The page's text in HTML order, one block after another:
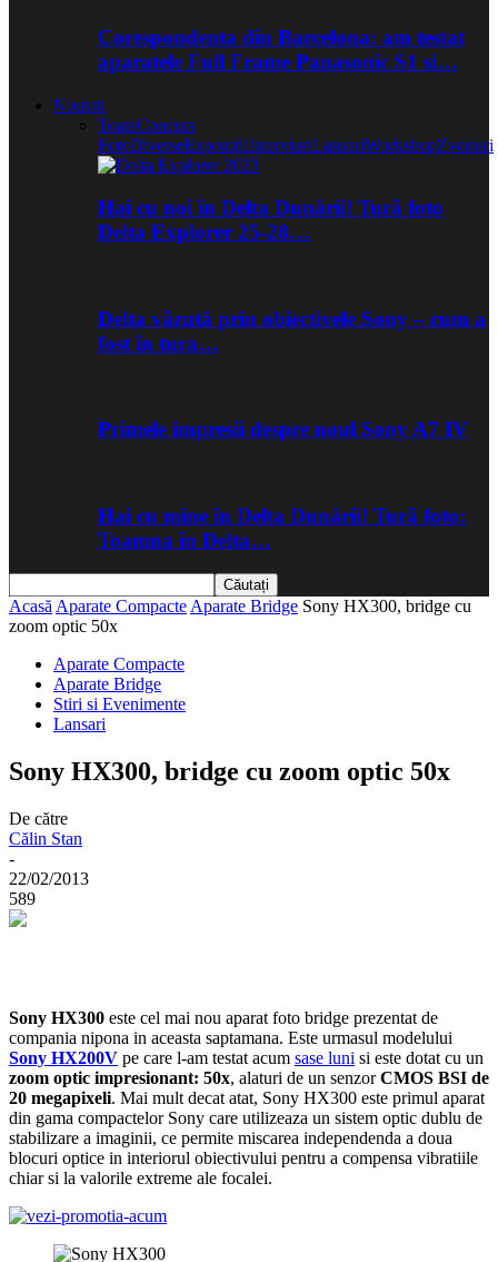
Corespondenta din Barcelona: am testat
aparatele Full Frame Panasonic S1 si…
Noutati
ToateConcurs
FotoDiverseExpozitiiInterviuriLansariWorkshopZvonuri
Hai cu noi în Delta Dunării! Tură foto
Delta Explorer 25-28…
Delta văzută prin obiectivele Sony – cum a
fost în tura…
Primele impresii despre noul Sony A7 IV
Hai cu mine în Delta Dunării! Tură foto:
Toamna în Delta…
Acasă Aparate Compacte Aparate Bridge Sony HX300, bridge cu
zoom optic 50x
Aparate Compacte
Aparate Bridge
Stiri si Evenimente
Lansari
Sony HX300, bridge cu zoom optic 50x
De către
Călin Stan
-
22/02/2013
589
Sony HX300 este cel mai nou aparat foto bridge prezentat de
compania nipona in aceasta saptamana. Este urmasul modelului
Sony HX200V pe care l-am testat acum sase luni si este dotat cu un
zoom optic impresionant: 50x, alaturi de un senzorCMOS BSI de
20 megapixeli. Mai mult decat atat, Sony HX300 este primul aparat
din gama compactelor Sony care utilizeaza un sistem optic dublu de
stabilizare a imaginii, ce permite miscarea independenda a doua
blocuri optice in interiorul obiectivului pentru a compensa vibratiile
chiar si la valorile extreme ale focalei.